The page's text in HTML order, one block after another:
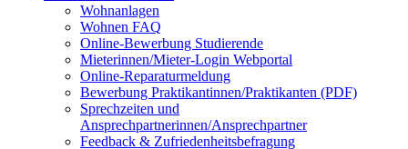
Wohnanlagen
Wohnen FAQ
Online-Bewerbung Studierende
Mieterinnen/Mieter-Login Webportal
Online-Reparaturmeldung
Bewerbung Praktikantinnen/Praktikanten (PDF)
Sprechzeiten und
Ansprechpartnerinnen/Ansprechpartner
Feedback & Zufriedenheitsbefragung